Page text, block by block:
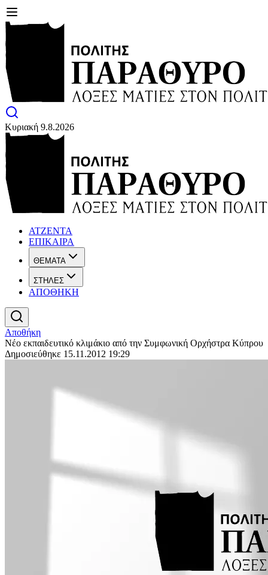
Κυριακή 9.8.2026
ΑΤΖΕΝΤΑ
ΕΠΙΚΑΙΡΑ
ΘΕΜΑΤΑ
ΣΤΗΛΕΣ
ΑΠΟΘΗΚΗ
Αποθήκη
Νέο εκπαιδευτικό κλιμάκιο από την Συμφωνική Ορχήστρα Κύπρου
Δημοσιεύθηκε 15.11.2012 19:29